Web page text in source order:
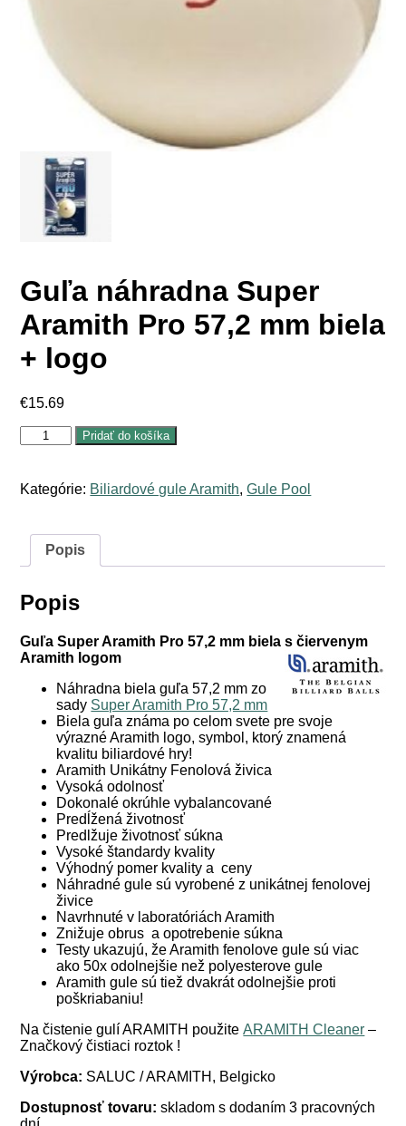
Guľa náhradna Super
Aramith Pro 57,2 mm biela
+ logo
€15.69
množstvo
Guľa
Super
Aramith
57,2
biela
logo
Pridať do košíka
Kategórie: Biliardové gule Aramith,Gule Pool
Popis
Popis
Guľa Super Aramith Pro 57,2 mm biela s čiervenym
Aramith logom
Náhradna biela guľa 57,2 mm zo
sady Super Aramith Pro 57,2 mm
Biela guľa známa po celom svete pre svoje
výrazné Aramith logo, symbol, ktorý znamená
kvalitu biliardové hry!
Aramith Unikátny Fenolová živica
Vysoká odolnosť
Dokonalé okrúhle vybalancované
Predĺžená životnosť
Predlžuje životnosť súkna
Vysoké štandardy kvality
Výhodný pomer kvality a ceny
Náhradné gule sú vyrobené z unikátnej fenolovej
živice
Navrhnuté v laboratóriách Aramith
Znižuje obrus a opotrebenie súkna
Testy ukazujú, že Aramith fenolove gule sú viac
ako 50x odolnejšie než polyesterove gule
Aramith gule sú tiež dvakrát odolnejšie proti
poškriabaniu!
Na čistenie gulí ARAMITH použiteARAMITH Cleaner –
Značkový čistiaci roztok !
Výrobca: SALUC / ARAMITH, Belgicko
Dostupnosť tovaru: skladom s dodaním 3 pracovných